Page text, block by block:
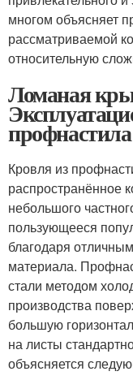
многом объясняет
рассматриваемой
относительную
Ломаная
профнастила
Кровля из
распространённое
небольшого
пользующееся
благодаря
материала.
стали методом
производства
большую
на листы
объясняется